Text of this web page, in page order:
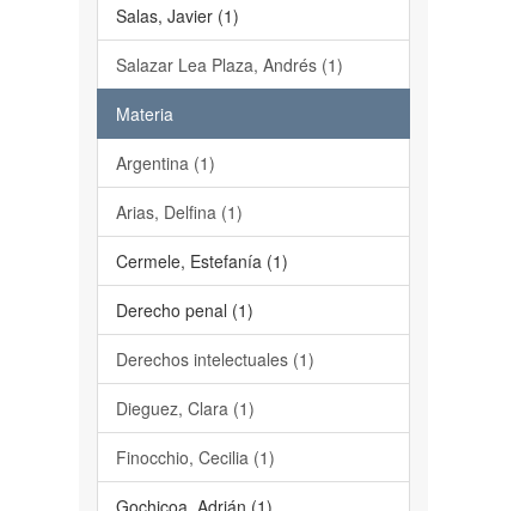
Salas, Javier (1)
Salazar Lea Plaza, Andrés (1)
Materia
Argentina (1)
Arias, Delfina (1)
Cermele, Estefanía (1)
Derecho penal (1)
Derechos intelectuales (1)
Dieguez, Clara (1)
Finocchio, Cecilia (1)
Gochicoa, Adrián (1)